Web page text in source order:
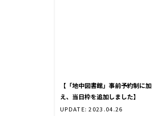
【「地中図書館」事前予約制に加
え、当日枠を追加しました】
UPDATE: 2023.04.26